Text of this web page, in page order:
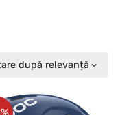
după relevanță